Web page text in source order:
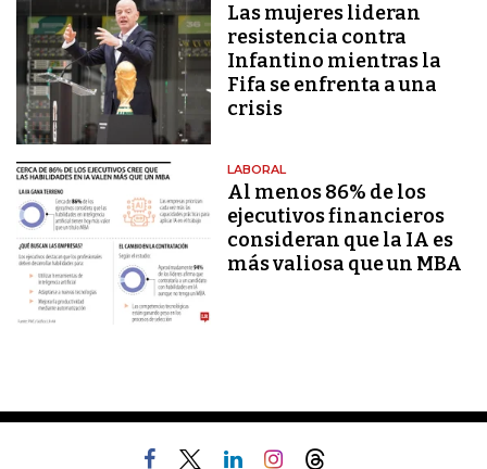
Las mujeres lideran
resistencia contra
Infantino mientras la
Fifa se enfrenta a una
crisis
LABORAL
Al menos 86% de los
ejecutivos financieros
consideran que la IA es
más valiosa que un MBA